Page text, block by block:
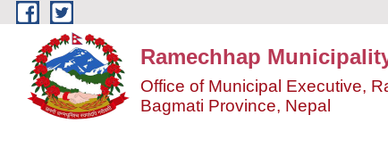
Skip to main content
Ramechhap
Office of Municipal Executive,
Bagmati Province, Nepal